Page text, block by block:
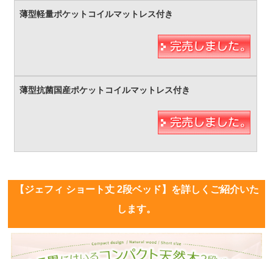
【ジェフィ ショート丈 2段ベッド】を詳しくご紹介いた
します。